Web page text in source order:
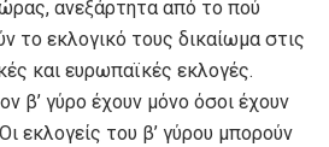
ανεξάρτητα από το πού
το εκλογικό τους δικαίωμα στις
και ευρωπαϊκές εκλογές.
β’ γύρο έχουν μόνο όσοι έχουν
εκλογείς του β’ γύρου μπορούν